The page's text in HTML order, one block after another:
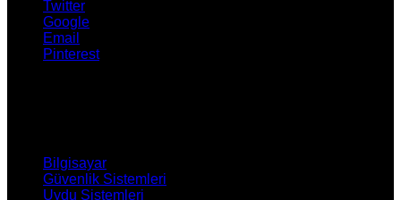
Twitter
Google
Email
Pinterest
Bilgisayar
Güvenlik Sistemleri
Uydu Sistemleri